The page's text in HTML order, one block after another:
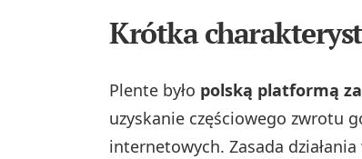
Krótka
Plente było polską platformą
uzyskanie częściowego zwrotu
internetowych. Zasada